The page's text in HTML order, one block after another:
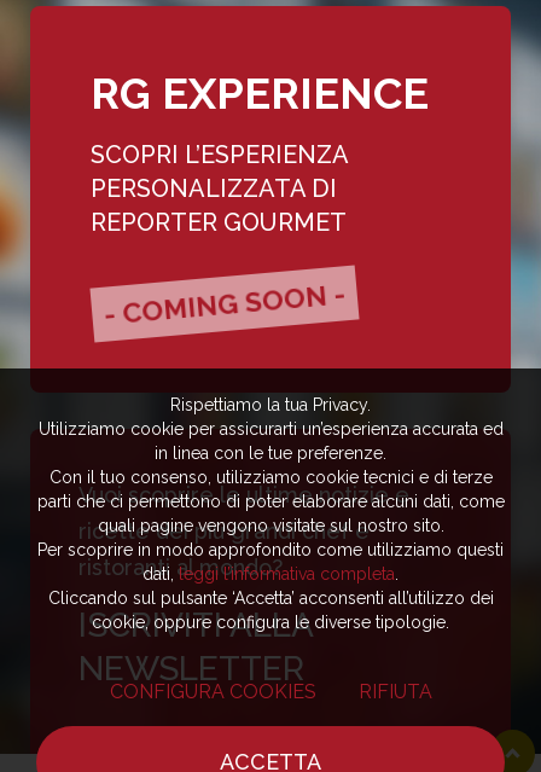
RG EXPERIENCE
SCOPRI L’ESPERIENZA
PERSONALIZZATA DI
REPORTER GOURMET
- COMING SOON -
Vuoi scoprire le ultime notizie e
ricette dei più grandi chef e
ristoranti al mondo?
ISCRIVITI ALLA
NEWSLETTER
Rispettiamo la tua Privacy.
Utilizziamo cookie per assicurarti un’esperienza accurata ed
in linea con le tue preferenze.
Con il tuo consenso, utilizziamo cookie tecnici e di terze
parti che ci permettono di poter elaborare alcuni dati, come
quali pagine vengono visitate sul nostro sito.
Per scoprire in modo approfondito come utilizziamo questi
dati,leggi l’informativa completa
Cliccando sul pulsante ‘Accetta’ acconsenti all’utilizzo dei
cookie, oppure configura le diverse tipologie.
CONFIGURA COOKIES RIFIUTA
ACCETTA